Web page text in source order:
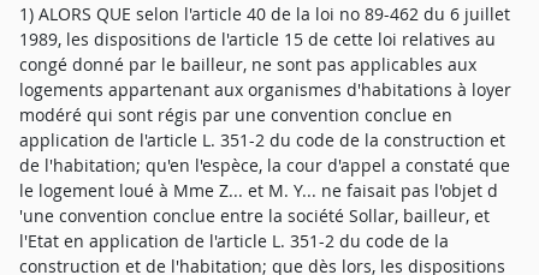
1) ALORS QUE selon l'article 40 de la loi no 89-462 du 6 juillet
1989, les dispositions de l'article 15 de cette loi relatives au
congé donné par le bailleur, ne sont pas applicables aux
logements appartenant aux organismes d'habitations à loyer
modéré qui sont régis par une convention conclue en
application de l'article L. 351-2 du code de la construction et
de l'habitation; qu'en l'espèce, la cour d'appel a constaté que
le logement loué à Mme Z... et M. Y... ne faisait pas l'objet d
'une convention conclue entre la société Sollar, bailleur, et
l'Etat en application de l'article L. 351-2 du code de la
construction et de l'habitation; que dès lors, les dispositions